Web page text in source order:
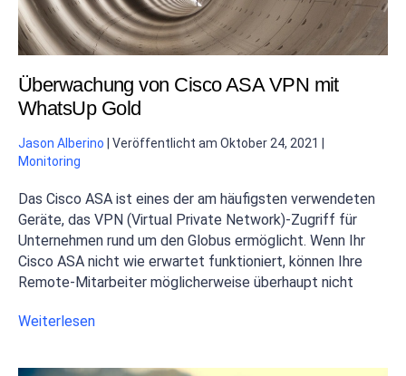
Überwachung von Cisco ASA VPN mit
WhatsUp Gold
Jason Alberino Veröffentlicht am Oktober 24, 2021
Monitoring
Das Cisco ASA ist eines der am häufigsten verwendeten
Geräte, das VPN (Virtual Private Network)-Zugriff für
Unternehmen rund um den Globus ermöglicht. Wenn Ihr
Cisco ASA nicht wie erwartet funktioniert, können Ihre
Remote-Mitarbeiter möglicherweise überhaupt nicht
Weiterlesen